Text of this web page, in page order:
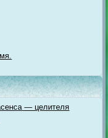
— целителя